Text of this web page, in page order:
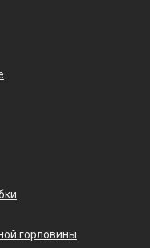
горловины